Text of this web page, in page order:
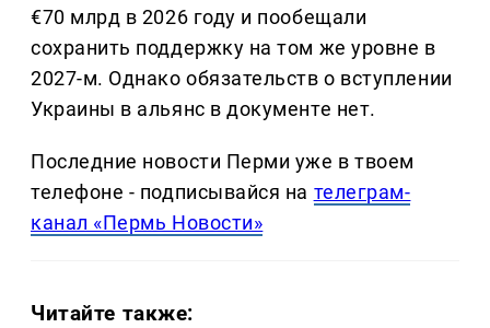
€70 млрд в 2026 году и пообещали
сохранить поддержку на том же уровне в
2027-м. Однако обязательств о вступлении
Украины в альянс в документе нет.
Последние новости Перми уже в твоем
телефоне - подписывайся на телеграм-
канал «Пермь Новости»
Читайте также: